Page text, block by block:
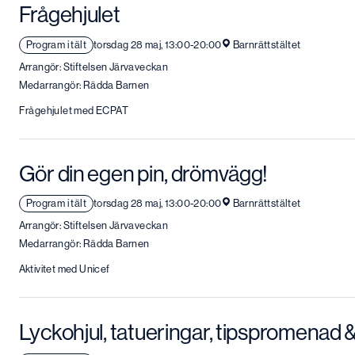
Frågehjulet
Program i tält torsdag 28 maj, 13:00-20:00
Barnrättstältet
Arrangör: Stiftelsen Järvaveckan
Medarrangör: Rädda Barnen
Frågehjulet med ECPAT
Gör din egen pin, drömvägg!
Program i tält torsdag 28 maj, 13:00-20:00
Barnrättstältet
Arrangör: Stiftelsen Järvaveckan
Medarrangör: Rädda Barnen
Aktivitet med Unicef
Lyckohjul, tatueringar, tipspromenad